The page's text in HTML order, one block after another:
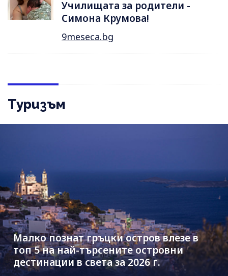
Училищата за родители -
Симона Крумова!
9meseca.bg
Туризъм
Малко познат гръцки остров влезе в
топ 5 на най-търсените островни
дестинации в света за 2026 г.